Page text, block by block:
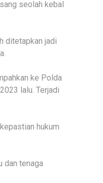
seolah kebal
ditetapkan jadi
ke Polda
lalu. Terjadi
hukum
dan tenaga